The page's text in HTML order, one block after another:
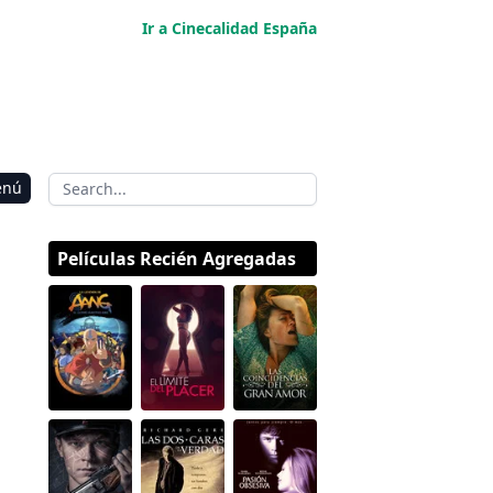
Ir a Cinecalidad España
Películas Recién Agregadas